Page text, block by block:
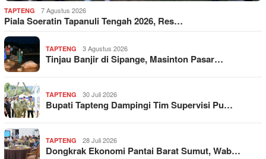
TAPTENG 7 Agustus 2026
Piala Soeratin Tapanuli Tengah 2026, Res…
TAPTENG 3 Agustus 2026
Tinjau Banjir di Sipange, Masinton Pasar…
TAPTENG 30 Juli 2026
Bupati Tapteng Dampingi Tim Supervisi Pu…
TAPTENG 28 Juli 2026
Dongkrak Ekonomi Pantai Barat Sumut, Wab…